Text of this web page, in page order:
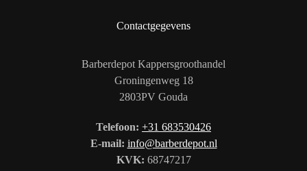
Contactgegevens
Barberdepot Kappersgroothandel
Groningenweg 18
2803PV Gouda
Telefoon: +31 683530426
E-mail: info@barberdepot.nl
KVK: 68747217